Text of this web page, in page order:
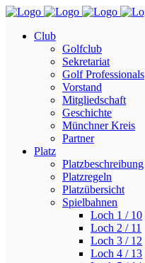
Club
Golfclub
Sekretariat
Golf Professionals
Vorstand
Mitgliedschaft
Geschichte
Münchner Kreis
Partner
Platz
Platzbeschreibung
Platzregeln
Platzübersicht
Spielbahnen
Loch 1 / 10
Loch 2 / 11
Loch 3 / 12
Loch 4 / 13